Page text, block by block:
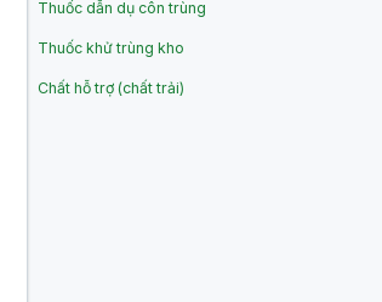
Thuốc dẫn dụ côn trùng
Thuốc khử trùng kho
Chất hỗ trợ (chất trải)